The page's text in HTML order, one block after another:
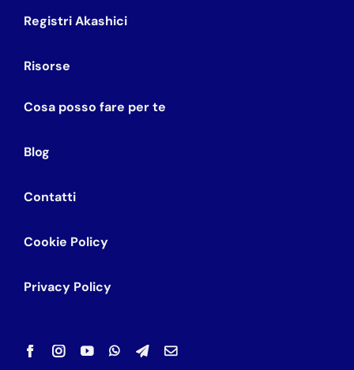
Registri Akashici
Risorse
Cosa posso fare per te
Blog
Contatti
Cookie Policy
Privacy Policy